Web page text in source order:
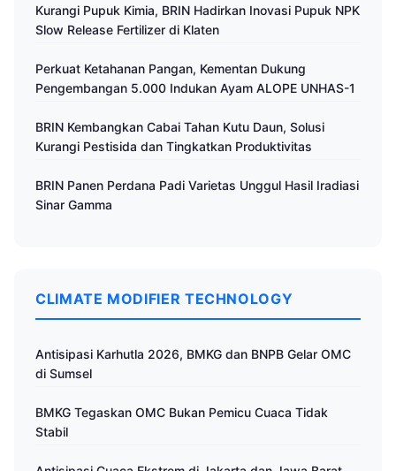
Kurangi Pupuk Kimia, BRIN Hadirkan Inovasi Pupuk NPK
Slow Release Fertilizer di Klaten
Perkuat Ketahanan Pangan, Kementan Dukung
Pengembangan 5.000 Indukan Ayam ALOPE UNHAS-1
BRIN Kembangkan Cabai Tahan Kutu Daun, Solusi
Kurangi Pestisida dan Tingkatkan Produktivitas
BRIN Panen Perdana Padi Varietas Unggul Hasil Iradiasi
Sinar Gamma
CLIMATE MODIFIER TECHNOLOGY
Antisipasi Karhutla 2026, BMKG dan BNPB Gelar OMC
di Sumsel
BMKG Tegaskan OMC Bukan Pemicu Cuaca Tidak
Stabil